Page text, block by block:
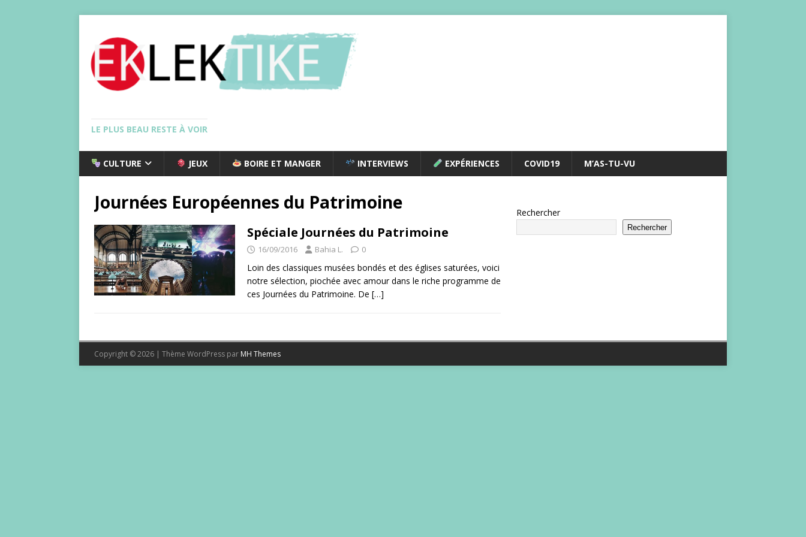
LE PLUS BEAU RESTE À VOIR
CULTURE JEUX BOIRE ET MANGER INTERVIEWS EXPÉRIENCES COVID19 M’AS-TU-VU
Journées Européennes du Patrimoine
Spéciale Journées du Patrimoine
16/09/2016 Bahia L. 0
Loin des classiques musées bondés et des églises saturées, voici
notre sélection, piochée avec amour dans le riche programme de
ces Journées du Patrimoine. De […]
Rechercher
Rechercher
Copyright © 2026 | Thème WordPress par MH Themes